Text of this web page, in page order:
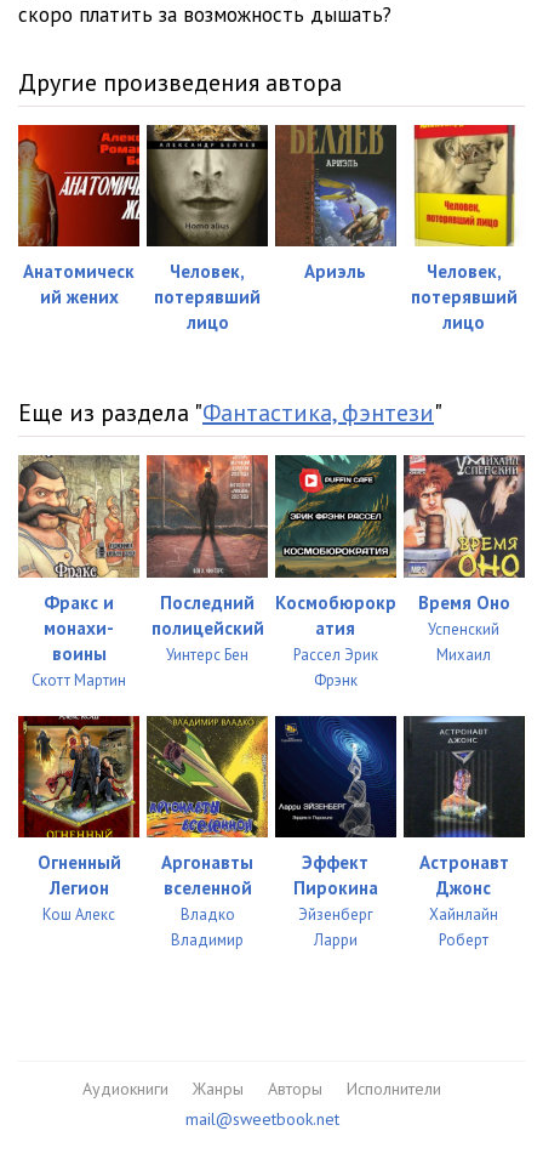
скоро платить за возможность дышать?
Другие произведения автора
Анатомическ
ий жених
Человек,
потерявший
лицо
Ариэль
Человек,
потерявший
лицо
Еще из раздела "Фантастика, фэнтези"
Фракс и
монахи-
воины
Скотт Мартин
Последний
полицейский
Уинтерс Бен
Космобюрокр
атия
Рассел Эрик
Фрэнк
Время Оно
Успенский
Михаил
Огненный
Легион
Кош Алекс
Аргонавты
вселенной
Владко
Владимир
Эффект
Пирокина
Эйзенберг
Ларри
Астронавт
Джонс
Хайнлайн
Роберт
Аудиокниги Жанры Авторы
Исполнители
mail@sweetbook.net